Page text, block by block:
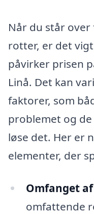
Når du står
rotter, er det
påvirker prisen
Linå. Det kan
faktorer, som
problemet og
løse det. Her er
elementer, der
Omfanget
omfattende